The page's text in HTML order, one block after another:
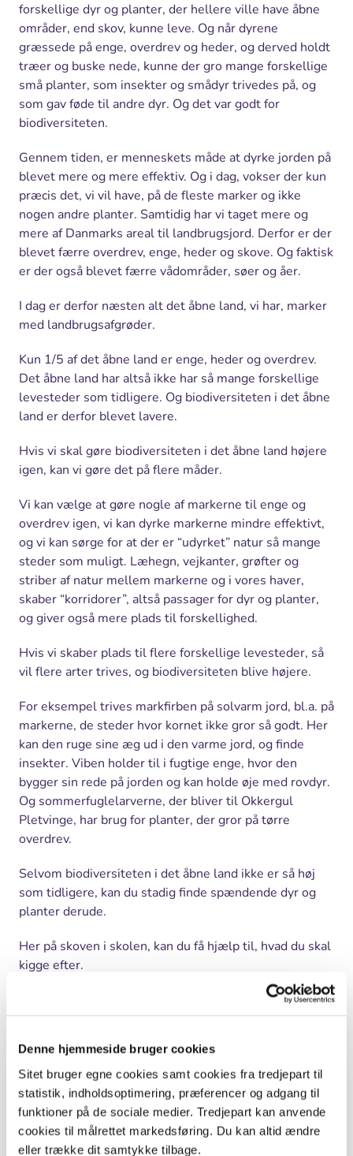
Denne hjemmeside bruger cookies
Sitet bruger egne cookies samt cookies fra tredjepart til
statistik, indholdsoptimering, præferencer og adgang til
funktioner på de sociale medier. Tredjepart kan anvende
cookies til målrettet markedsføring. Du kan altid ændre
eller trække dit samtykke tilbage.
forskellige dyr og planter, der hellere ville have åbne
områder, end skov, kunne leve. Og når dyrene
græssede på enge, overdrev og heder, og derved holdt
træer og buske nede, kunne der gro mange forskellige
små planter, som insekter og smådyr trivedes på, og
som gav føde til andre dyr. Og det var godt for
biodiversiteten.
Gennem tiden, er menneskets måde at dyrke jorden på
blevet mere og mere effektiv. Og i dag, vokser der kun
præcis det, vi vil have, på de fleste marker og ikke
nogen andre planter. Samtidig har vi taget mere og
mere af Danmarks areal til landbrugsjord. Derfor er der
blevet færre overdrev, enge, heder og skove. Og faktisk
er der også blevet færre vådområder, søer og åer.
I dag er derfor næsten alt det åbne land, vi har, marker
med landbrugsafgrøder.
Kun 1/5 af det åbne land er enge, heder og overdrev.
Det åbne land har altså ikke har så mange forskellige
levesteder som tidligere. Og biodiversiteten i det åbne
land er derfor blevet lavere.
Hvis vi skal gøre biodiversiteten i det åbne land højere
igen, kan vi gøre det på flere måder.
Vi kan vælge at gøre nogle af markerne til enge og
overdrev igen, vi kan dyrke markerne mindre effektivt,
og vi kan sørge for at der er “udyrket” natur så mange
steder som muligt. Læhegn, vejkanter, grøfter og
striber af natur mellem markerne og i vores haver,
skaber “korridorer”, altså passager for dyr og planter,
og giver også mere plads til forskellighed.
Hvis vi skaber plads til flere forskellige levesteder, så
vil flere arter trives, og biodiversiteten blive højere.
For eksempel trives markfirben på solvarm jord, bl.a. på
markerne, de steder hvor kornet ikke gror så godt. Her
kan den ruge sine æg ud i den varme jord, og finde
insekter. Viben holder til i fugtige enge, hvor den
bygger sin rede på jorden og kan holde øje med rovdyr.
Og sommerfuglelarverne, der bliver til Okkergul
Pletvinge, har brug for planter, der gror på tørre
overdrev.
Selvom biodiversiteten i det åbne land ikke er så høj
som tidligere, kan du stadig finde spændende dyr og
planter derude.
Her på skoven i skolen, kan du få hjælp til, hvad du skal
kigge efter.
Hvem, hvad, hvor
Fag
Biologi, Natur/Teknologi